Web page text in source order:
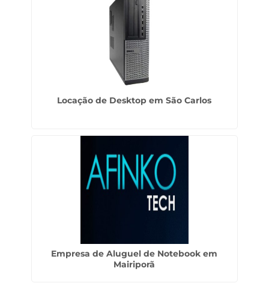
Locação de Desktop em São Carlos
Empresa de Aluguel de Notebook em
Mairiporã